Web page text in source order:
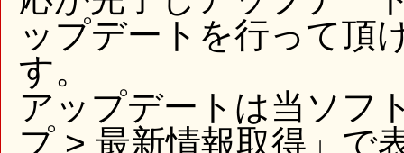
ップデートを行って頂
す。
アップデートは当ソフ
プ > 最新情報取得」で